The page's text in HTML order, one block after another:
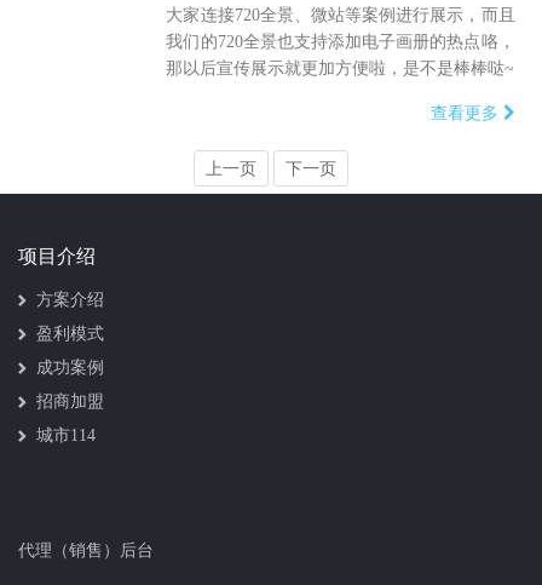
大家连接720全景、微站等案例进行展示，而且
我们的720全景也支持添加电子画册的热点咯，
那以后宣传展示就更加方便啦，是不是棒棒哒~
查看更多
上一页 下一页
项目介绍
方案介绍
盈利模式
成功案例
招商加盟
城市114
代理（销售）后台